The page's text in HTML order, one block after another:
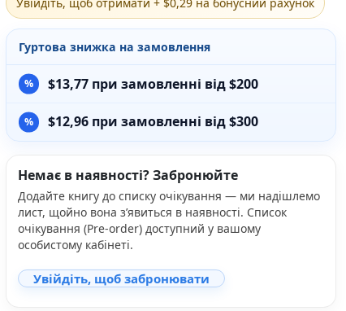
Різдвяно-зимові
Книги для дорослих
Сучасна українська проза
Проза
Поезія та драматургія
Детективи
Фантастика та фентезі
Жахи та трилери
Саморозвиток, мотивація, філософія
Бізнес Менеджмент Фінанси
Історія Наука Політологія
Батьківство та виховання
Гуртова знижка на замовлення
$13,77при замовленні від $200
$12,96при замовленні від $300
Немає в наявності? Забронюйте
Додайте книгу до списку очікування — ми надішлемо
лист, щойно вона з’явиться в наявності. Список
очікування (Pre-order) доступний у вашому
особистому кабінеті.
Увійдіть, щоб забронювати